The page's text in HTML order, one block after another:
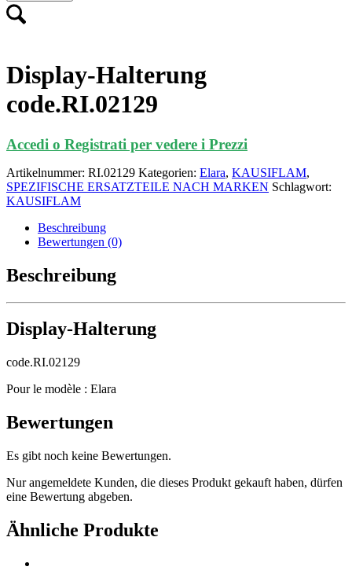
Display-Halterung
code.RI.02129
Accedi o Registrati per vedere i Prezzi
Artikelnummer: RI.02129 Kategorien: Elara, KAUSIFLAM,
SPEZIFISCHE ERSATZTEILE NACH MARKEN Schlagwort:
KAUSIFLAM
Beschreibung
Bewertungen (0)
Beschreibung
Display-Halterung
code.RI.02129
Pour le modèle : Elara
Bewertungen
Es gibt noch keine Bewertungen.
Nur angemeldete Kunden, die dieses Produkt gekauft haben, dürfen
eine Bewertung abgeben.
Ähnliche Produkte